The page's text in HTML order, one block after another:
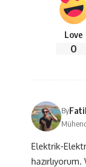
Love
0
By
Elektrik-